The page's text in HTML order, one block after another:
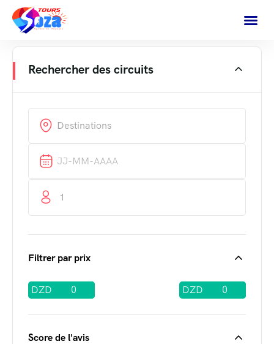
Rechercher des circuits
1
Filtrer par prix
DZD DZD
Score de l'avis